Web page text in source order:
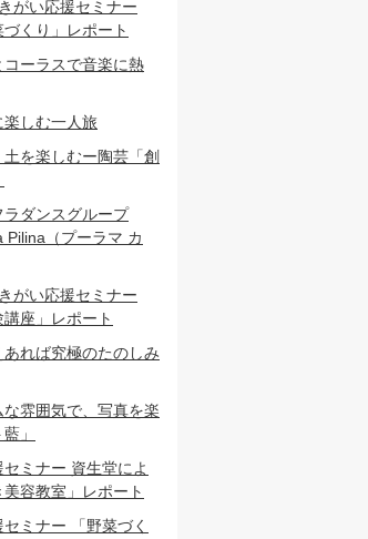
がい応援セミナー
づくり」レポート
コーラスで音楽に熱
楽しむ一人旅
を楽しむー陶芸「創
ダンスグループ
Pilina（プーラマ カ
がい応援セミナー
講座」レポート
れば究極のたのしみ
雰囲気で、写真を楽
」
ミナー 資生堂によ
容教室」レポート
ミナー 「野菜づく